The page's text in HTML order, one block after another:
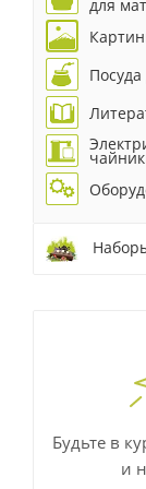
для
Будьте в
и